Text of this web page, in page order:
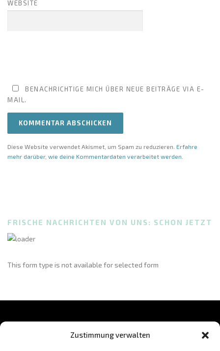
Zustimmung verwalten
WEBSITE
BENACHRICHTIGE MICH ÜBER NEUE BEITRÄGE VIA E-
MAIL.
Diese Website verwendet Akismet, um Spam zu reduzieren. Erfahre
mehr darüber, wie deine Kommentardaten verarbeitet werden
FRISCHE NACHRICHTEN VON UNS: SCHON JETZT
This form type is not available for selected form
BLEIB AUF DEM LAUFENDEN